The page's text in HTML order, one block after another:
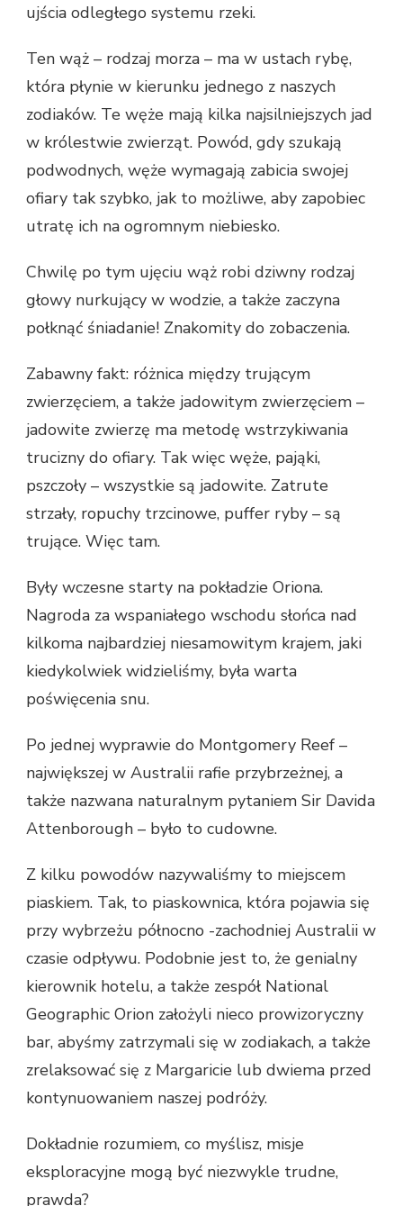
ujścia odległego systemu rzeki.
Ten wąż – rodzaj morza – ma w ustach rybę,
która płynie w kierunku jednego z naszych
zodiaków. Te węże mają kilka najsilniejszych jad
w królestwie zwierząt. Powód, gdy szukają
podwodnych, węże wymagają zabicia swojej
ofiary tak szybko, jak to możliwe, aby zapobiec
utratę ich na ogromnym niebiesko.
Chwilę po tym ujęciu wąż robi dziwny rodzaj
głowy nurkujący w wodzie, a także zaczyna
połknąć śniadanie! Znakomity do zobaczenia.
Zabawny fakt: różnica między trującym
zwierzęciem, a także jadowitym zwierzęciem –
jadowite zwierzę ma metodę wstrzykiwania
trucizny do ofiary. Tak więc węże, pająki,
pszczoły – wszystkie są jadowite. Zatrute
strzały, ropuchy trzcinowe, puffer ryby – są
trujące. Więc tam.
Były wczesne starty na pokładzie Oriona.
Nagroda za wspaniałego wschodu słońca nad
kilkoma najbardziej niesamowitym krajem, jaki
kiedykolwiek widzieliśmy, była warta
poświęcenia snu.
Po jednej wyprawie do Montgomery Reef –
największej w Australii rafie przybrzeżnej, a
także nazwana naturalnym pytaniem Sir Davida
Attenborough – było to cudowne.
Z kilku powodów nazywaliśmy to miejscem
piaskiem. Tak, to piaskownica, która pojawia się
przy wybrzeżu północno -zachodniej Australii w
czasie odpływu. Podobnie jest to, że genialny
kierownik hotelu, a także zespół National
Geographic Orion założyli nieco prowizoryczny
bar, abyśmy zatrzymali się w zodiakach, a także
zrelaksować się z Margaricie lub dwiema przed
kontynuowaniem naszej podróży.
Dokładnie rozumiem, co myślisz, misje
eksploracyjne mogą być niezwykle trudne,
prawda?